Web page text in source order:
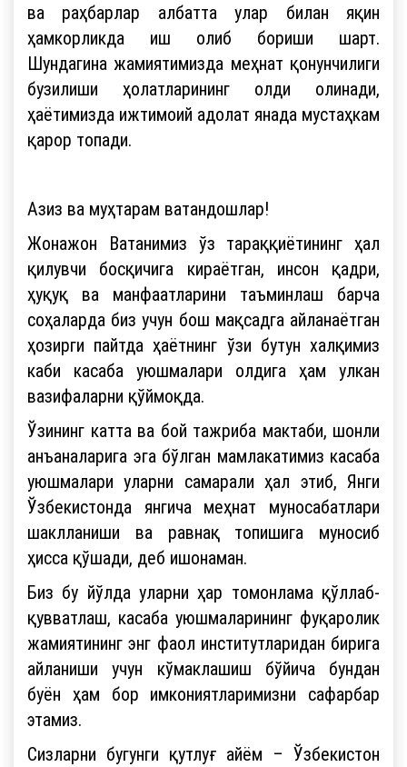
ва раҳбарлар албатта улар билан яқин
ҳамкорликда иш олиб бориши шарт.
Шундагина жамиятимизда меҳнат қонунчилиги
бузилиши ҳолатларининг олди олинади,
ҳаётимизда ижтимоий адолат янада мустаҳкам
қарор топади.
Азиз ва муҳтарам ватандошлар!
Жонажон Ватанимиз ўз тараққиётининг ҳал
қилувчи босқичига кираётган, инсон қадри,
ҳуқуқ ва манфаатларини таъминлаш барча
соҳаларда биз учун бош мақсадга айланаётган
ҳозирги пайтда ҳаётнинг ўзи бутун халқимиз
каби касаба уюшмалари олдига ҳам улкан
вазифаларни қўймоқда.
Ўзининг катта ва бой тажриба мактаби, шонли
анъаналарига эга бўлган мамлакатимиз касаба
уюшмалари уларни самарали ҳал этиб, Янги
Ўзбекистонда янгича меҳнат муносабатлари
шаклланиши ва равнақ топишига муносиб
ҳисса қўшади, деб ишонаман.
Биз бу йўлда уларни ҳар томонлама қўллаб-
қувватлаш, касаба уюшмаларининг фуқаролик
жамиятининг энг фаол институтларидан бирига
айланиши учун кўмаклашиш бўйича бундан
буён ҳам бор имкониятларимизни сафарбар
этамиз.
Сизларни бугунги қутлуғ айём – Ўзбекистон